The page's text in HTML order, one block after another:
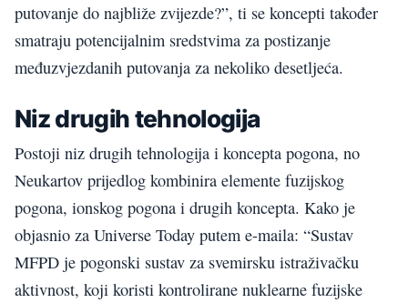
putovanje do najbliže zvijezde?”, ti se koncepti također
smatraju potencijalnim sredstvima za postizanje
međuzvjezdanih putovanja za nekoliko desetljeća.
Niz drugih tehnologija
Postoji niz drugih tehnologija i koncepta pogona, no
Neukartov prijedlog kombinira elemente fuzijskog
pogona, ionskog pogona i drugih koncepta. Kako je
objasnio za Universe Today putem e-maila: “Sustav
MFPD je pogonski sustav za svemirsku istraživačku
aktivnost, koji koristi kontrolirane nuklearne fuzijske